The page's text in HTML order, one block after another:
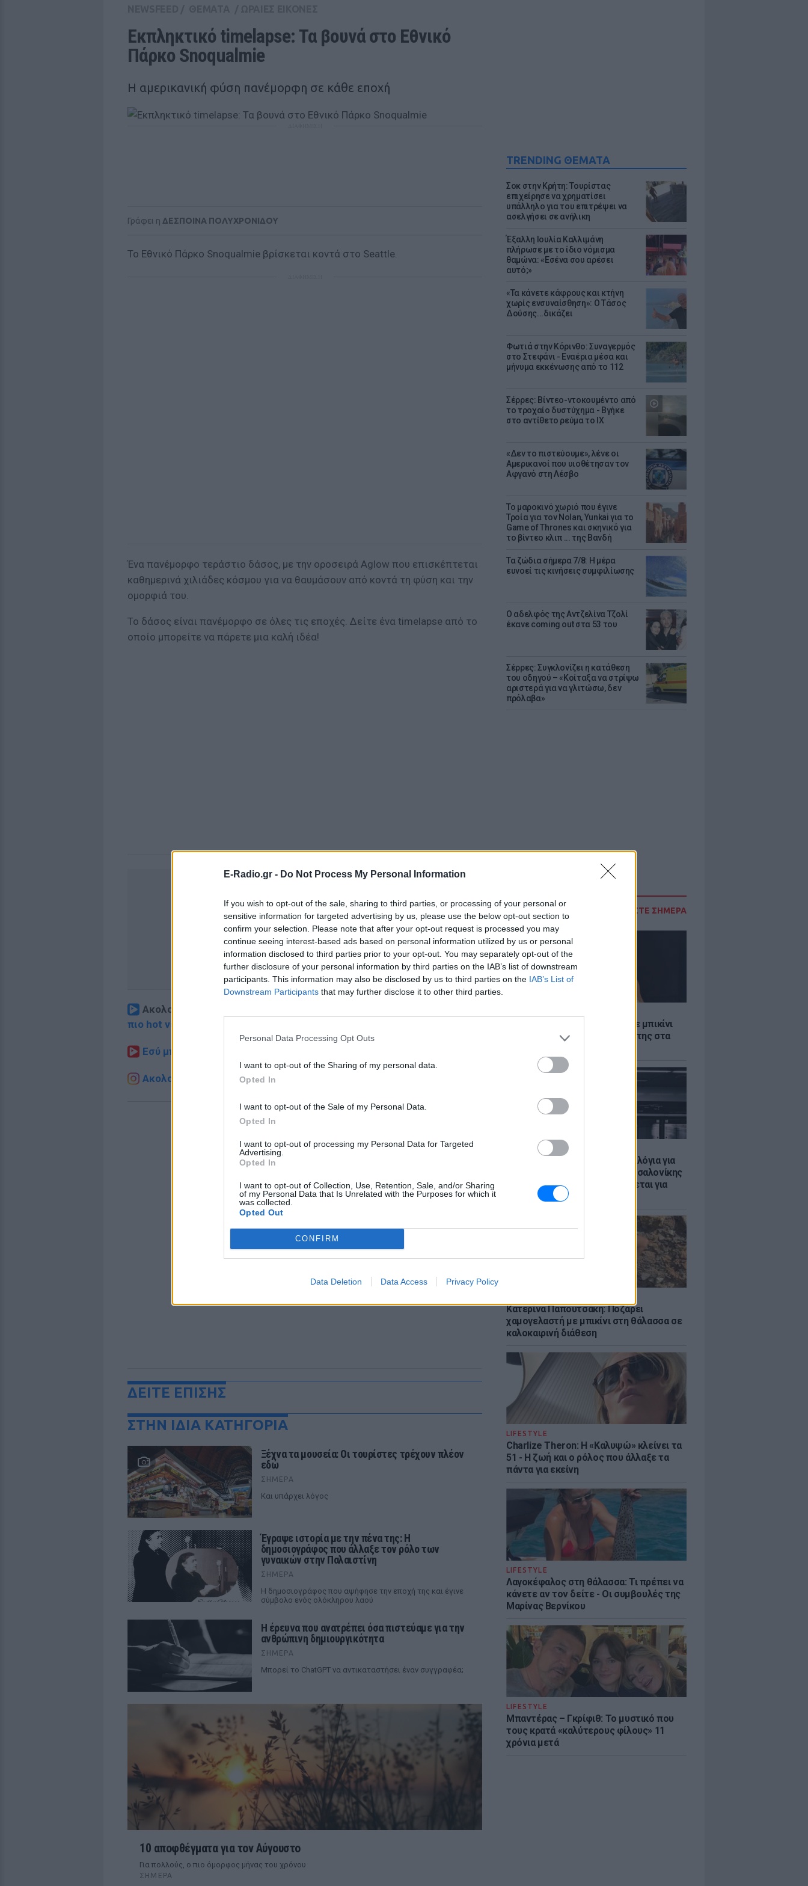
E-Radio.gr - Do Not Process My Personal Information
If you wish to opt-out of the sale, sharing to third parties, or processing of your personal or
sensitive information for targeted advertising by us, please use the below opt-out section to
confirm your selection. Please note that after your opt-out request is processed you may
continue seeing interest-based ads based on personal information utilized by us or personal
information disclosed to third parties prior to your opt-out. You may separately opt-out of the
further disclosure of your personal information by third parties on the IAB’s list of downstream
participants. This information may also be disclosed by us to third parties on the IAB’s List of
Downstream Participants that may further disclose it to other third parties.
Personal Data Processing Opt Outs
I want to opt-out of the Sharing of my personal data.
Opted In
I want to opt-out of the Sale of my Personal Data.
Opted In
I want to opt-out of processing my Personal Data for Targeted
Advertising.
Opted In
I want to opt-out of Collection, Use, Retention, Sale, and/or Sharing
of my Personal Data that Is Unrelated with the Purposes for which it
was collected.
Opted Out
CONFIRM
Data Deletion Data Access Privacy Policy
TRENDING ΘΕΜΑΤΑ
Σοκ στην Κρήτη: Τουρίστας
επιχείρησε να χρηματίσει
υπάλληλο για του επιτρέψει να
ασελγήσει σε ανήλικη
Έξαλλη Ιουλία Καλλιμάνη
πλήρωσε με το ίδιο νόμισμα
θαμώνα: «Εσένα σου αρέσει
αυτό;»
«Τα κάνετε κάφρους και κτήνη
χωρίς ενσυναίσθηση»: Ο Τάσος
Δούσης...δικάζει
Φωτιά στην Κόρινθο: Συναγερμός
στο Στεφάνι - Εναέρια μέσα και
μήνυμα εκκένωσης από το 112
Σέρρες: Βίντεο-ντοκουμέντο από
το τροχαίο δυστύχημα - Βγήκε
στο αντίθετο ρεύμα το ΙΧ
«Δεν το πιστεύουμε», λένε οι
Αμερικανοί που υιοθέτησαν τον
Αφγανό στη Λέσβο
Το μαροκινό χωριό που έγινε
Τροία για τον Nolan, Yunkai για το
Game of Thrones και σκηνικό για
το βίντεο κλιπ ... της Βανδή
Τα ζώδια σήμερα 7/8: Η μέρα
ευνοεί τις κινήσεις συμφιλίωσης
Ο αδελφός της Αντζελίνα Τζολί
έκανε coming out στα 53 του
Σέρρες: Συγκλονίζει η κατάθεση
του οδηγού – «Κοίταξα να στρίψω
αριστερά για να γλιτώσω, δεν
πρόλαβα»
ΔΙΑΒΑΣΤΕ ΣΗΜΕΡΑ
Η Τατιάνα Στεφανίδου φόρεσε μπικίνι
και εντυπωσίασε με το κορμί της στα
ΕΙΔΗΣΕΙΣ
Απόψε τα δοκιμαστικά δρομολόγια για
την επέκταση του Μετρό Θεσσαλονίκης
προς Καλαμαριά - Τι προβλέπεται για
εισιτήρια
Κατερίνα Παπουτσάκη: Ποζάρει
χαμογελαστή με μπικίνι στη θάλασσα σε
καλοκαιρινή διάθεση
LIFESTYLE
Charlize Theron: Η «Καλυψώ» κλείνει τα
51 - H ζωή και ο ρόλος που άλλαξε τα
πάντα για εκείνη
LIFESTYLE
Λαγοκέφαλος στη θάλασσα: Τι πρέπει να
κάνετε αν τον δείτε - Οι συμβουλές της
Μαρίνας Βερνίκου
LIFESTYLE
Μπαντέρας – Γκρίφιθ: Το μυστικό που
τους κρατά «καλύτερους φίλους» 11
χρόνια μετά
Εκπληκτικό timelapse: Τα βουνά στο Εθνικό
Πάρκο Snoqualmie
H αμερικανική φύση πανέμορφη σε κάθε εποχή
Γράφει η ΔΕΣΠΟΙΝΑ ΠΟΛΥΧΡΟΝΙΔΟΥ
To Εθνικό Πάρκο Snoqualmie βρίσκεται κοντά στο Seattle.
Ένα πανέμορφο τεράστιο δάσος, με την οροσειρά Aglow που επισκέπτεται
καθημερινά χιλιάδες κόσμου για να θαυμάσουν από κοντά τη φύση και την
ομορφιά του.
Το δάσος είναι πανέμορφο σε όλες τις εποχές. Δείτε ένα timelapse από το
οποίο μπορείτε να πάρετε μια καλή ιδέα!
ΔΙΑΦΗΜΙΣΗ
Ακολουθήστε το E-Radio.gr στο
πιο hot νέα
Εσύ μπήκες στο E-Daily.gr; Τα νέα της ημέρας και ότι σου κάνει κλικ!
Ακολουθήστε το E-Radio.gr και στο Instagram
ΔΕΙΤΕ ΕΠΙΣΗΣ
ΣΤΗΝ ΙΔΙΑ ΚΑΤΗΓΟΡΙΑ
Ξέχνα τα μουσεία: Οι τουρίστες τρέχουν πλέον
εδώ
ΣΉΜΕΡΑ
Και υπάρχει λόγος
Έγραψε ιστορία με την πένα της: Η
δημοσιογράφος που άλλαξε τον ρόλο των
γυναικών στην Παλαιστίνη
ΣΉΜΕΡΑ
Η δημοσιογράφος που αψήφησε την εποχή της και έγινε
σύμβολο ενός ολόκληρου λαού
Η έρευνα που ανατρέπει όσα πιστεύαμε για την
ανθρώπινη δημιουργικότητα
ΣΉΜΕΡΑ
Mπορεί το ChatGPT να αντικαταστήσει έναν συγγραφέα;
10 αποφθέγματα για τον Αύγουστο
Για πολλούς, ο πιο όμορφος μήνας του χρόνου
ΣΉΜΕΡΑ